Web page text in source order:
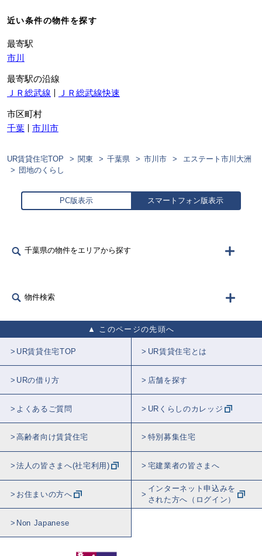
近い条件の物件を探す
最寄駅
市川
最寄駅の沿線
ＪＲ総武線
ＪＲ総武線快速
市区町村
千葉
市川市
UR賃貸住宅TOP 関東 千葉県 市川市
エステート市川大洲
団地のくらし
PC版表示 スマートフォン版表示
千葉県の物件をエリアから探す
物件検索
このページの先頭へ
UR賃貸住宅TOP UR賃貸住宅とは
URの借り方 店舗を探す
よくあるご質問 URくらしのカレッジ
高齢者向け賃貸住宅 特別募集住宅
法人の皆さまへ(社宅利用) 宅建業者の皆さまへ
お住まいの方へ
インターネット申込みを
された方へ（ログイン）
Non Japanese